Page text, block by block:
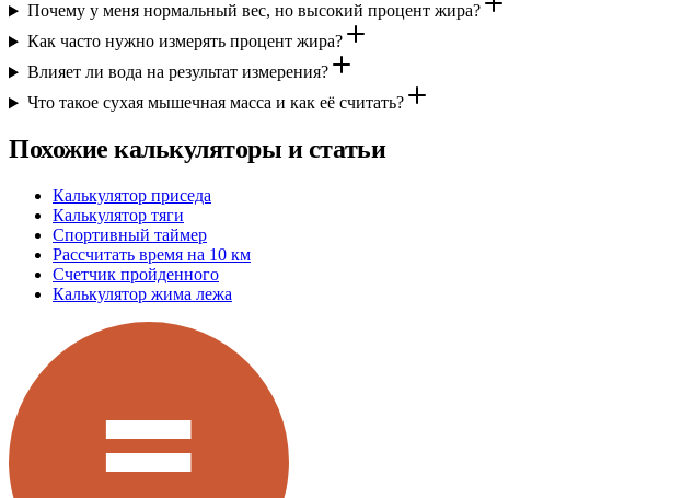
Почему у меня нормальный вес, но высокий процент жира?
Как часто нужно измерять процент жира?
Влияет ли вода на результат измерения?
Что такое сухая мышечная масса и как её считать?
Похожие калькуляторы и статьи
Калькулятор приседа
Калькулятор тяги
Спортивный таймер
Рассчитать время на 10 км
Счетчик пройденного
Калькулятор жима лежа